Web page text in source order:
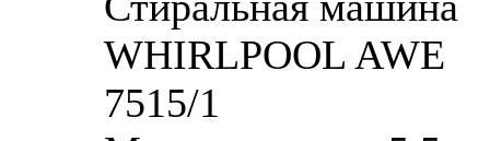
WHIRLPOOL AWE
7515/1